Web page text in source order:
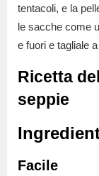
tentacoli, e la
le sacche come
e fuori e tagliale
Ricetta
seppie
Facile